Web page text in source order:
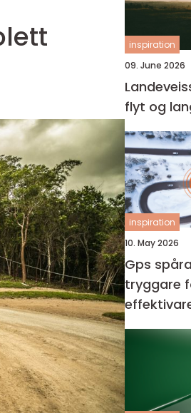
inspiration
09. June 2026
flyt og
inspiration
10. May 2026
Gps
tryggare